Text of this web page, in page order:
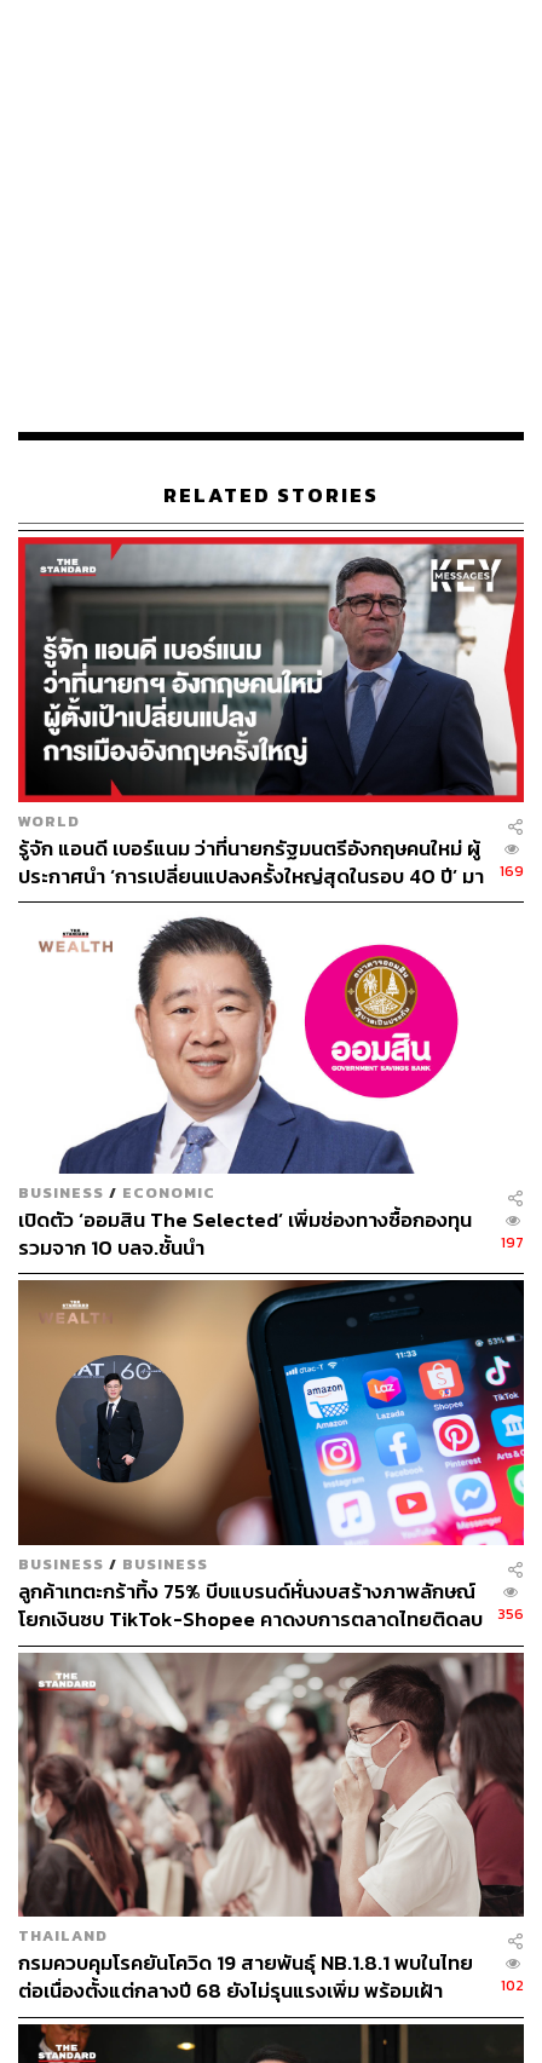
RELATED STORIES
WORLD
รู้จัก แอนดี เบอร์แนม ว่าที่นายกรัฐมนตรีอังกฤษคนใหม่ ผู้
ประกาศนำ ‘การเปลี่ยนแปลงครั้งใหญ่สุดในรอบ 40 ปี’ มา
สู่การเมืองอังกฤษ
169
BUSINESS / ECONOMIC
เปิดตัว ‘ออมสิน The Selected’ เพิ่มช่องทางซื้อกองทุน
รวมจาก 10 บลจ.ชั้นนำ
197
BUSINESS / BUSINESS
ลูกค้าเทตะกร้าทิ้ง 75% บีบแบรนด์หั่นงบสร้างภาพลักษณ์
โยกเงินซบ TikTok-Shopee คาดงบการตลาดไทยติดลบ
ครั้งแรกในรอบ 14 ปี
356
THAILAND
กรมควบคุมโรคยันโควิด 19 สายพันธุ์ NB.1.8.1 พบในไทย
ต่อเนื่องตั้งแต่กลางปี 68 ยังไม่รุนแรงเพิ่ม พร้อมเฝ้า
ระวัง-ติดตามใกล้ชิด
102